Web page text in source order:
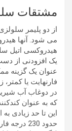
مشتقات
از دو پلیمر
یک افزودنی از
فارنهایت یا
در دوغاب آب
این تا حد زیادی